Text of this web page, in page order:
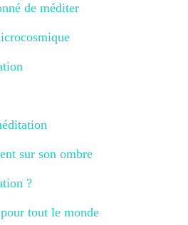
de méditer
sur son ombre
?
tout le monde